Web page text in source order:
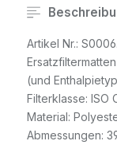
Artikel Nr.:
(und
Filterklasse: ISO
Material:
Abmessungen: